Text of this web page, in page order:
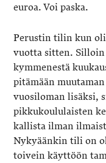
euroa. Voi paska.
Perustin tilin kun
vuotta sitten.
kymmenestä
pitämään
vuosiloman lisäksi,
pikkukoululaisten
kallista ilman
Nykyäänkin tili on
toivein käyttöön